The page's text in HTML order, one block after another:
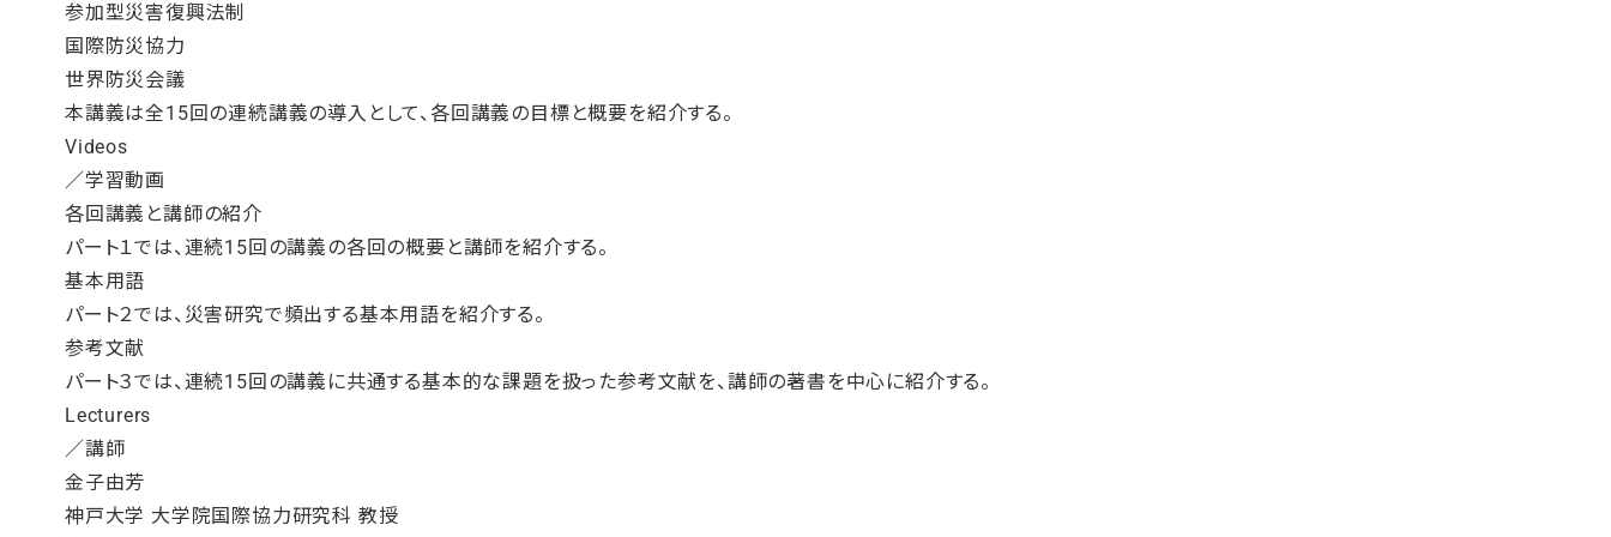
参加型災害復興法制
国際防災協力
世界防災会議
本講義は全15回の連続講義の導入として、各回講義の目標と概要を紹介する。
Videos
／学習動画
各回講義と講師の紹介
パート１では、連続15回の講義の各回の概要と講師を紹介する。
基本用語
パート２では、災害研究で頻出する基本用語を紹介する。
参考文献
パート３では、連続15回の講義に共通する基本的な課題を扱った参考文献を、講師の著書を中心に紹介する。
Lecturers
／講師
金子由芳
神戸大学 大学院国際協力研究科 教授